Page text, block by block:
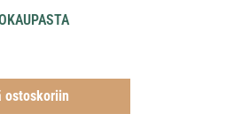
ostoskoriin